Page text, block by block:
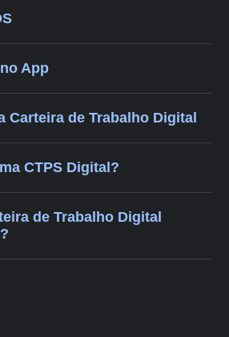
App
Carteira de Trabalho Digital
CTPS Digital?
de Trabalho Digital